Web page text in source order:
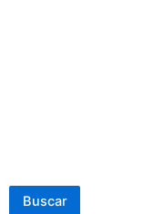
Buscar